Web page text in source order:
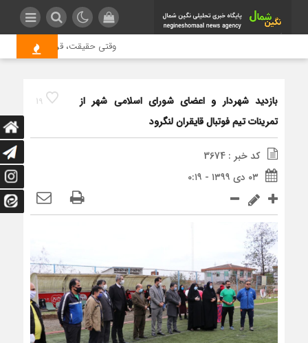
وقتی حقیقت، قربانی بازدید
19
بازدید شهردار و اعضای شورای اسلامی شهر از
تمرینات تیم فوتبال قایقران لنگرود
کد خبر : 3674
۰۳ دی ۱۳۹۹ - ۰:۱۹